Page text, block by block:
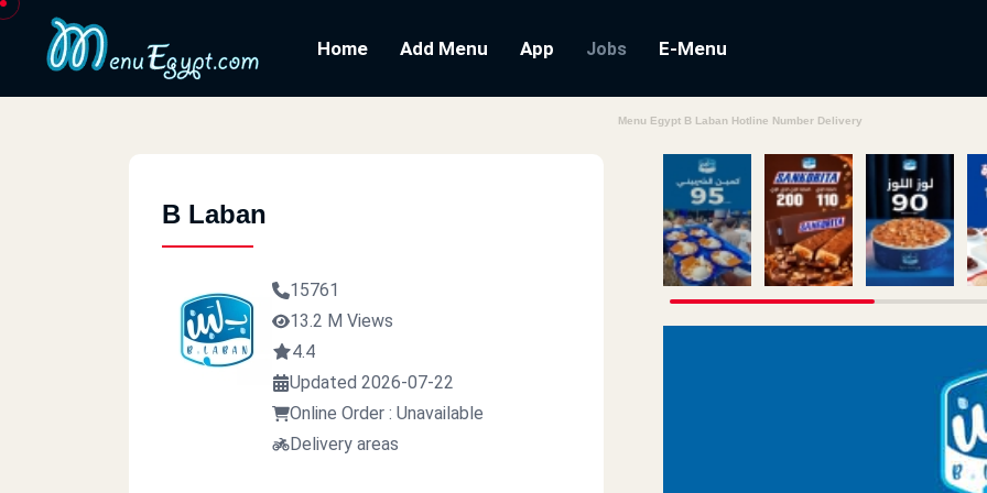
Home Add Menu App Jobs E-Menu
Menu Egypt B Laban Hotline Number Delivery
B Laban
15761
13.2 M Views
4.4
Updated 2026-07-22
Online Order : Unavailable
Delivery areas